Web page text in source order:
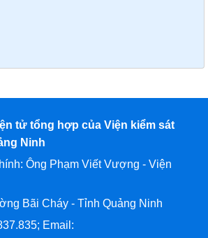
tử tổng hợp của Viện kiểm sát
Ninh
Ông Phạm Viết Vượng - Viện
Bãi Cháy - Tỉnh Quảng Ninh
Email: